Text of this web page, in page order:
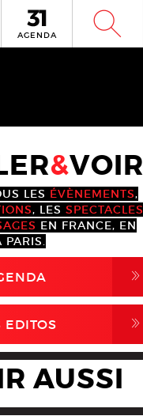
AGENDA W
&VOIR
LES ÉVÈNEMENTS,
, LES SPECTACLES
EN FRANCE, EN
PARIS.
,
EDITOS ,
AUSSI